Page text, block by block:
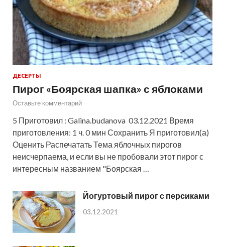
ДЕСЕРТЫ
Пирог «Боярская шапка» с яблоками
Оставьте комментарий
5 Приготовил : Galina.budanova 03.12.2021 Время
приготовления: 1 ч. 0 мин Сохранить Я приготовил(а)
Оценить Распечатать Тема яблочных пирогов
неисчерпаема, и если вы не пробовали этот пирог с
интересным названием "Боярская …
Йогуртовый пирог с персиками
03.12.2021